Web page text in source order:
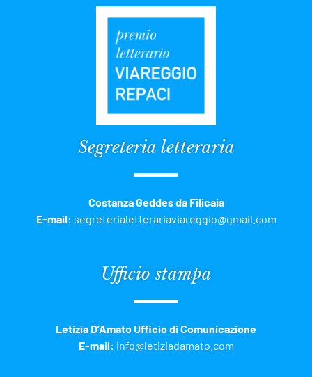
Segreteria letteraria
Costanza Geddes da Filicaia
E-mail: segreterialetterariaviareggio@gmail.com
Ufficio stampa
Letizia D’Amato Ufficio di Comunicazione
E-mail: info@letiziadamato.com